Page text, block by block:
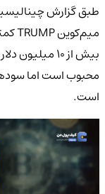
محبوب است اما
است.